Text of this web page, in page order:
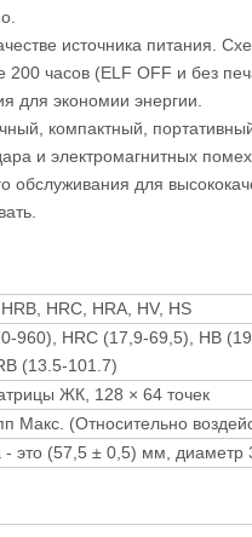
источника питания.
часов (ELF OFF и без
для экономии энергии.
компактный,
и электромагнитных помех.
для
HRC, HRA, HV, HS
960), HRC (17,9-69,5), HB
(13.5-101.7)
ЖК, 128 × 64 точек
Макс. (Относительно
это (57,5 ± 0,5) мм, диаметр